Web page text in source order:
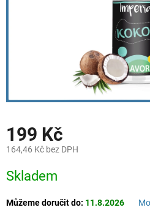
199 Kč
164,46 Kč bez DPH
cena:
Skladem
Můžeme doručit do: 11.8.2026